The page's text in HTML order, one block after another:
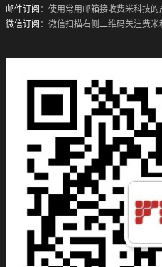
邮件订阅 ：使用常用邮箱接收费米科技的
微信订阅 ：微信扫描右侧二维码关注费